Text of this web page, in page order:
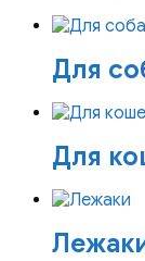
Для
Для